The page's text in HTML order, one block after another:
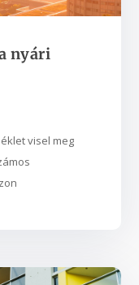
nyári
visel meg